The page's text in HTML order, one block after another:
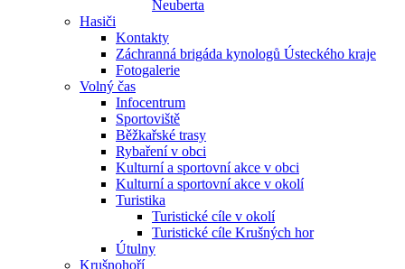
Neuberta
Hasiči
Kontakty
Záchranná brigáda kynologů Ústeckého kraje
Fotogalerie
Volný čas
Infocentrum
Sportoviště
Běžkařské trasy
Rybaření v obci
Kulturní a sportovní akce v obci
Kulturní a sportovní akce v okolí
Turistika
Turistické cíle v okolí
Turistické cíle Krušných hor
Útulny
Krušnohoří